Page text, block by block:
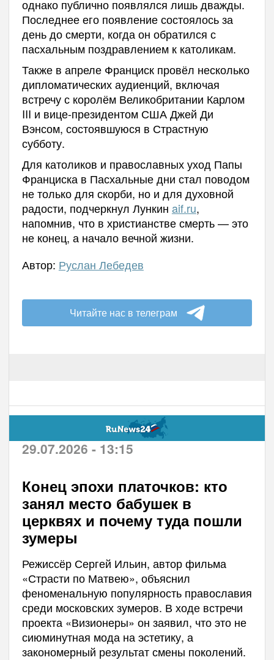
однако публично появлялся лишь дважды.
Последнее его появление состоялось за
день до смерти, когда он обратился с
пасхальным поздравлением к католикам.
Также в апреле Франциск провёл несколько
дипломатических аудиенций, включая
встречу с королём Великобритании Карлом
III и вице-президентом США Джей Ди
Вэнсом, состоявшуюся в Страстную
субботу.
Для католиков и православных уход Папы
Франциска в Пасхальные дни стал поводом
не только для скорби, но и для духовной
радости, подчеркнул Лункин aif.ru,
напомнив, что в христианстве смерть — это
не конец, а начало вечной жизни.
Автор: Руслан Лебедев
Читайте нас в телеграм
29.07.2026 - 13:15
Конец эпохи платочков: кто
занял место бабушек в
церквях и почему туда пошли
зумеры
Режиссёр Сергей Ильин, автор фильма
«Страсти по Матвею», объяснил
феноменальную популярность православия
среди московских зумеров. В ходе встречи
проекта «Визионеры» он заявил, что это не
сиюминутная мода на эстетику, а
закономерный результат смены поколений.